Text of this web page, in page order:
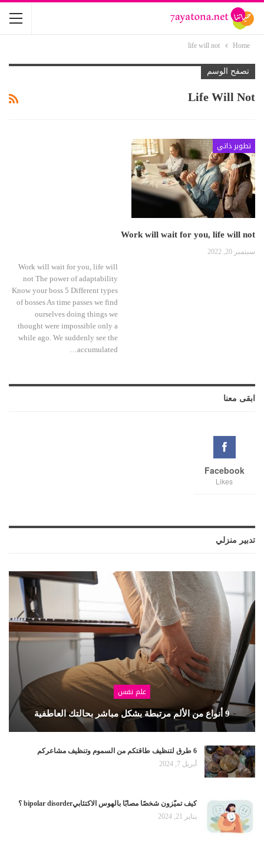
Home
life will not
تصفح الوسم
Life Will Not
تطوير ذاتي
Work will wait for you, life will not
سبتمبر 20, 2022
Work will wait for you, life will
not The power of adaptability
Know your boss 5 Different types
of bosses As time passes we find
ourselves doing things we
thought were impossible only a
while ago. We suddenly see the
accumulated…
ابقى معنا
Facebook
Likes
تدبير منزلي
علم نفس
9 أنواع من الألم مرتبطة بشكل مباشر بحالتك العاطفية
6 طرق لتنظيف طاقتكم من السموم وتنظيف مشاعركم
أبريل 7, 2024
كيف تميّزون شخصًا مصابًا بالهوس الاكتئابيbipolar disorder ؟
يناير 21, 2024